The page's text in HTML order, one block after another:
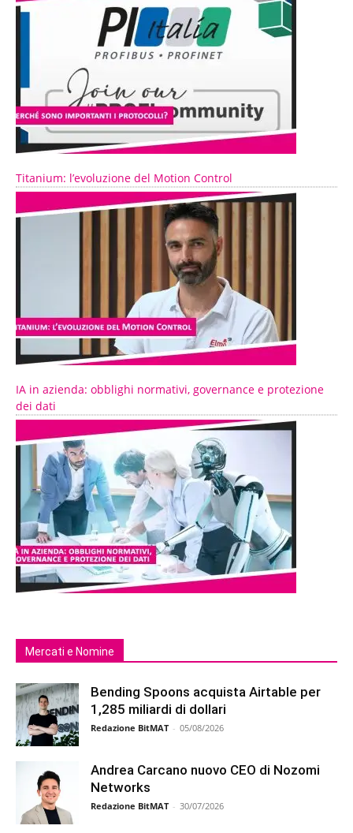
Titanium: l’evoluzione del Motion Control
IA in azienda: obblighi normativi, governance e protezione
dei dati
Mercati e Nomine
Bending Spoons acquista Airtable per
1,285 miliardi di dollari
Redazione BitMAT - 05/08/2026
Andrea Carcano nuovo CEO di Nozomi
Networks
Redazione BitMAT - 30/07/2026